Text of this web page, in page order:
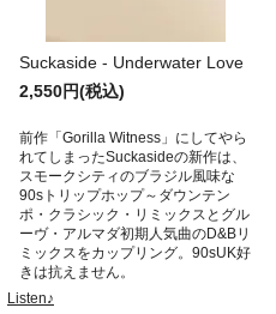
Suckaside - Underwater Love
2,550円(税込)
前作「Gorilla Witness」にしてやら
れてしまったSuckasideの新作は、
スモークシティのブラジル風味な
90sトリップホップ～ダウンテン
ポ・クラシック・リミックスとグル
ーヴ・アルマダ初期人気曲のD&Bリ
ミックスをカップリング。90sUK好
きは抗えません。
Listen♪